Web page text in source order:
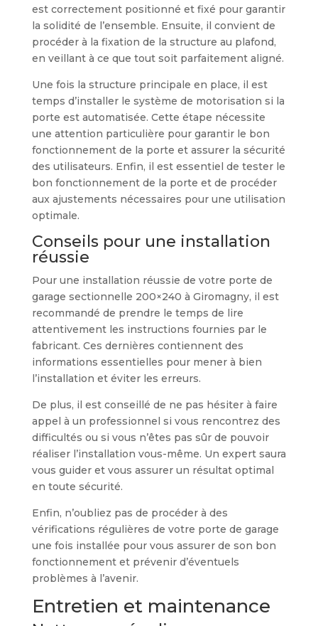
est correctement positionné et fixé pour garantir
la solidité de l’ensemble. Ensuite, il convient de
procéder à la fixation de la structure au plafond,
en veillant à ce que tout soit parfaitement aligné.
Une fois la structure principale en place, il est
temps d’installer le système de motorisation si la
porte est automatisée. Cette étape nécessite
une attention particulière pour garantir le bon
fonctionnement de la porte et assurer la sécurité
des utilisateurs. Enfin, il est essentiel de tester le
bon fonctionnement de la porte et de procéder
aux ajustements nécessaires pour une utilisation
optimale.
Conseils pour une installation
réussie
Pour une installation réussie de votre porte de
garage sectionnelle 200×240 à Giromagny, il est
recommandé de prendre le temps de lire
attentivement les instructions fournies par le
fabricant. Ces dernières contiennent des
informations essentielles pour mener à bien
l’installation et éviter les erreurs.
De plus, il est conseillé de ne pas hésiter à faire
appel à un professionnel si vous rencontrez des
difficultés ou si vous n’êtes pas sûr de pouvoir
réaliser l’installation vous-même. Un expert saura
vous guider et vous assurer un résultat optimal
en toute sécurité.
Enfin, n’oubliez pas de procéder à des
vérifications régulières de votre porte de garage
une fois installée pour vous assurer de son bon
fonctionnement et prévenir d’éventuels
problèmes à l’avenir.
Entretien et maintenance